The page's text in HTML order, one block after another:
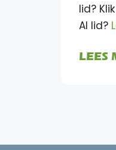
lid? Klik
Al lid?
LEES